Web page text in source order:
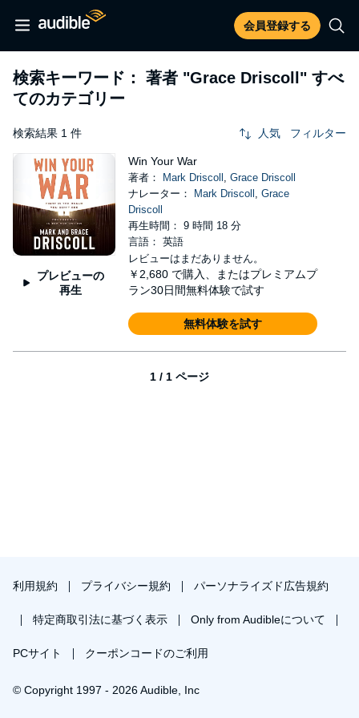
会員登録する
検索キーワード： 著者 "Grace Driscoll" すべ
てのカテゴリー
検索結果 1 件 人気 フィルター
プレビューの
再生
Win Your War
著者： Mark Driscoll , Grace Driscoll
ナレーター：
Mark Driscoll , Grace
Driscoll
再生時間： 9 時間 18 分
言語： 英語
レビューはまだありません。
￥2,680 で購入、またはプレミアムプ
ラン30日間無料体験で試す
無料体験を試す
1 / 1 ページ
利用規約 プライバシー規約 パーソナライズド広告規約
特定商取引法に基づく表示 Only from Audibleについて
PCサイト クーポンコードのご利用
© Copyright 1997 - 2026 Audible, Inc